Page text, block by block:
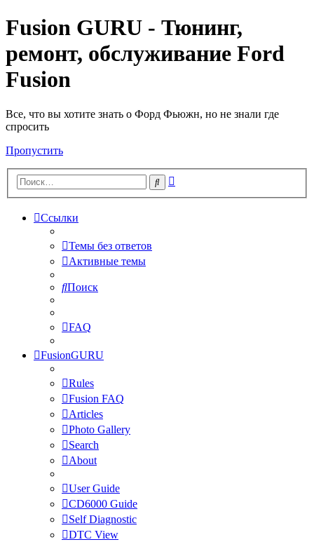
Fusion GURU - Тюнинг,
ремонт, обслуживание Ford
Fusion
Все, что вы хотите знать о Форд Фьюжн, но не знали где
спросить
Пропустить
Поиск
Ссылки
Темы без ответов
Активные темы
Поиск
FAQ
FusionGURU
Rules
Fusion FAQ
Articles
Photo Gallery
Search
About
User Guide
CD6000 Guide
Self Diagnostic
DTC View